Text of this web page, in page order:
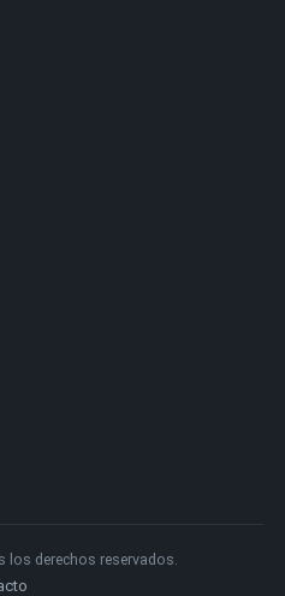
los derechos reservados.